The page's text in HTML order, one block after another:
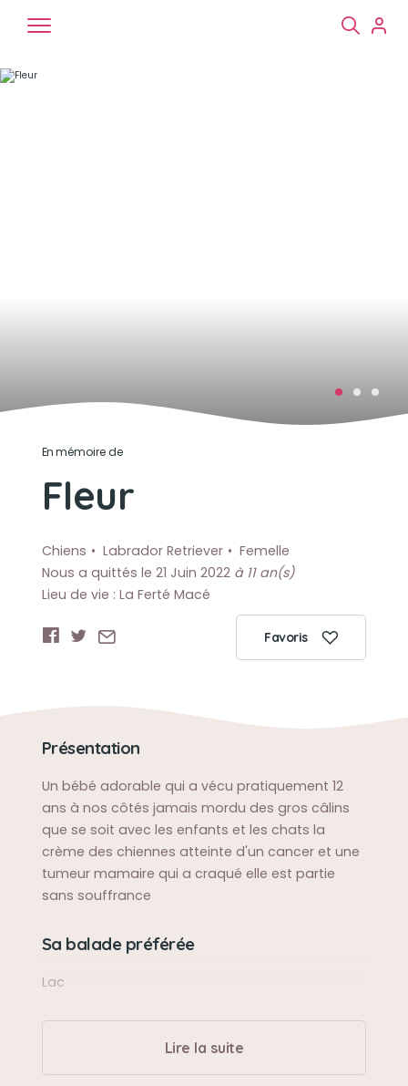
En mémoire de
Fleur
Chiens Labrador Retriever
Femelle
Nous a quittés le 21 Juin 2022 à 11 an(s)
Lieu de vie : La Ferté Macé
Favoris
Présentation
Un bébé adorable qui a vécu pratiquement 12
ans à nos côtés jamais mordu des gros câlins
que se soit avec les enfants et les chats la
crème des chiennes atteinte d'un cancer et une
tumeur mamaire qui a craqué elle est partie
sans souffrance
Sa balade préférée
Lac
Manger du chocolat
Lire la suite